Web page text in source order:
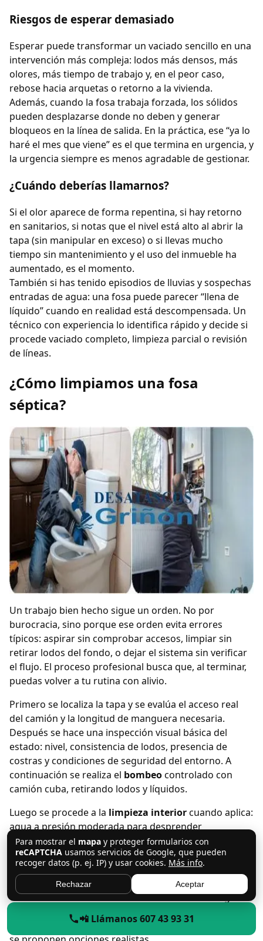
Riesgos de esperar demasiado
Esperar puede transformar un vaciado sencillo en una
intervención más compleja: lodos más densos, más
olores, más tiempo de trabajo y, en el peor caso,
rebose hacia arquetas o retorno a la vivienda.
Además, cuando la fosa trabaja forzada, los sólidos
pueden desplazarse donde no deben y generar
bloqueos en la línea de salida. En la práctica, ese “ya lo
haré el mes que viene” es el que termina en urgencia, y
la urgencia siempre es menos agradable de gestionar.
¿Cuándo deberías llamarnos?
Si el olor aparece de forma repentina, si hay retorno
en sanitarios, si notas que el nivel está alto al abrir la
tapa (sin manipular en exceso) o si llevas mucho
tiempo sin mantenimiento y el uso del inmueble ha
aumentado, es el momento.
También si has tenido episodios de lluvias y sospechas
entradas de agua: una fosa puede parecer “llena de
líquido” cuando en realidad está descompensada. Un
técnico con experiencia lo identifica rápido y decide si
procede vaciado completo, limpieza parcial o revisión
de líneas.
¿Cómo limpiamos una fosa
séptica?
Un trabajo bien hecho sigue un orden. No por
burocracia, sino porque ese orden evita errores
típicos: aspirar sin comprobar accesos, limpiar sin
retirar lodos del fondo, o dejar el sistema sin verificar
el flujo. El proceso profesional busca que, al terminar,
puedas volver a tu rutina con alivio.
Primero se localiza la tapa y se evalúa el acceso real
del camión y la longitud de manguera necesaria.
Después se hace una inspección visual básica del
estado: nivel, consistencia de lodos, presencia de
costras y condiciones de seguridad del entorno. A
continuación se realiza el bombeocontrolado con
camión cuba, retirando lodos y líquidos.
Luego se procede a la limpieza interiorcuando aplica:
agua a presión moderada para desprender
adherencias, retirada de restos y comprobación de
que no quedan “bolsas” de lodo que reduzcan
capacidad. Por último, se revisan puntos clave
(arquetas, entrada/salida) y se confirma que el sistema
vuelve a circular con normalidad. Si se detecta algo
fuera de lo habitual (tapa deteriorada, tubería con
retorno, arqueta colapsada), se informa con claridad y
📲 Llámanos 607 43 93 31
Para mostrar el mapa y proteger formularios con
reCAPTCHA usamos servicios de Google, que pueden
recoger datos (p. ej. IP) y usar cookies. Más info.
Rechazar Aceptar